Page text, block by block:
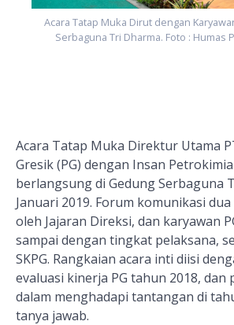
Acara Tatap Muka Dirut dengan
Serbaguna Tri Dharma. Foto : Humas
Acara Tatap Muka Direktur Utama
Gresik (PG) dengan Insan
berlangsung di Gedung Serbaguna
Januari 2019. Forum komunikasi
oleh Jajaran Direksi, dan karyawan
sampai dengan tingkat pelaksana,
SKPG. Rangkaian acara inti diisi
evaluasi kinerja PG tahun 2018, dan
dalam menghadapi tantangan di
tanya jawab.